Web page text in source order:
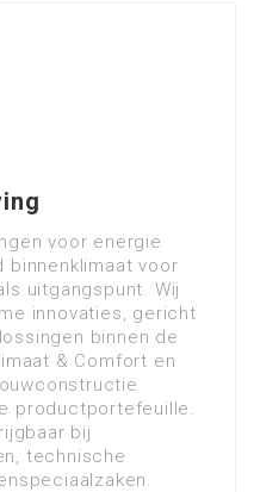
voor energie
voor
uitgangspunt. Wij
innovaties, gericht
binnen de
& Comfort en
productportefeuille.
bij
technische